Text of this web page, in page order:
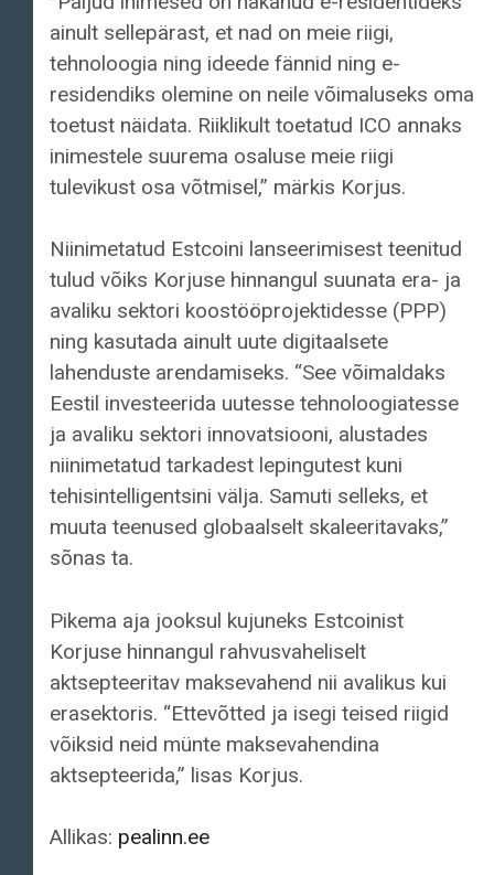
ainult sellepärast, et nad on meie riigi,
tehnoloogia ning ideede fännid ning e-
residendiks olemine on neile võimaluseks oma
toetust näidata. Riiklikult toetatud ICO annaks
inimestele suurema osaluse meie riigi
tulevikust osa võtmisel,” märkis Korjus.
Niinimetatud Estcoini lanseerimisest teenitud
tulud võiks Korjuse hinnangul suunata era- ja
avaliku sektori koostööprojektidesse (PPP)
ning kasutada ainult uute digitaalsete
lahenduste arendamiseks. “See võimaldaks
Eestil investeerida uutesse tehnoloogiatesse
ja avaliku sektori innovatsiooni, alustades
niinimetatud tarkadest lepingutest kuni
tehisintelligentsini välja. Samuti selleks, et
muuta teenused globaalselt skaleeritavaks,”
sõnas ta.
Pikema aja jooksul kujuneks Estcoinist
Korjuse hinnangul rahvusvaheliselt
aktsepteeritav maksevahend nii avalikus kui
erasektoris. “Ettevõtted ja isegi teised riigid
võiksid neid münte maksevahendina
aktsepteerida,” lisas Korjus.
Allikas: pealinn.ee